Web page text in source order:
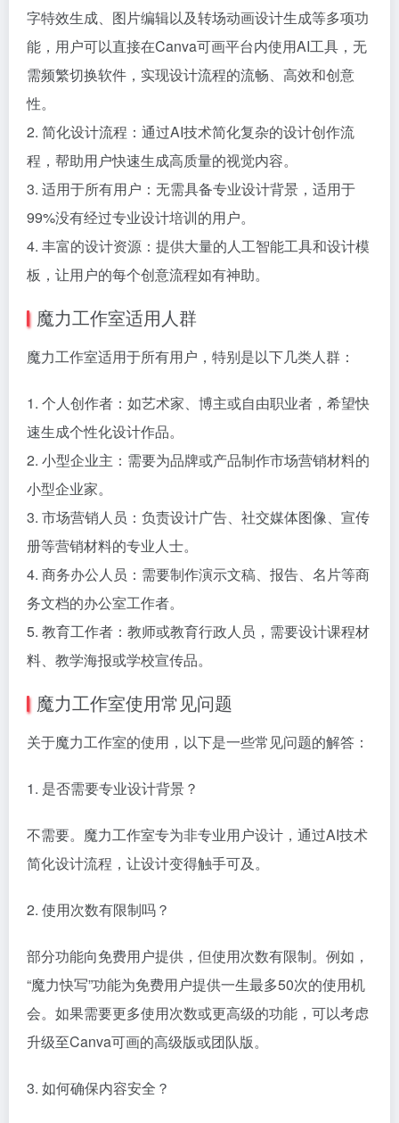
字特效生成、图片编辑以及转场动画设计生成等多项功
能，用户可以直接在Canva可画平台内使用AI工具，无
需频繁切换软件，实现设计流程的流畅、高效和创意
性。
2. 简化设计流程：通过AI技术简化复杂的设计创作流
程，帮助用户快速生成高质量的视觉内容。
3. 适用于所有用户：无需具备专业设计背景，适用于
99%没有经过专业设计培训的用户。
4. 丰富的设计资源：提供大量的人工智能工具和设计模
板，让用户的每个创意流程如有神助。
魔力工作室适用人群
魔力工作室适用于所有用户，特别是以下几类人群：
1. 个人创作者：如艺术家、博主或自由职业者，希望快
速生成个性化设计作品。
2. 小型企业主：需要为品牌或产品制作市场营销材料的
小型企业家。
3. 市场营销人员：负责设计广告、社交媒体图像、宣传
册等营销材料的专业人士。
4. 商务办公人员：需要制作演示文稿、报告、名片等商
务文档的办公室工作者。
5. 教育工作者：教师或教育行政人员，需要设计课程材
料、教学海报或学校宣传品。
魔力工作室使用常见问题
关于魔力工作室的使用，以下是一些常见问题的解答：
1. 是否需要专业设计背景？
不需要。魔力工作室专为非专业用户设计，通过AI技术
简化设计流程，让设计变得触手可及。
2. 使用次数有限制吗？
部分功能向免费用户提供，但使用次数有限制。例如，
“魔力快写”功能为免费用户提供一生最多50次的使用机
会。如果需要更多使用次数或更高级的功能，可以考虑
升级至Canva可画的高级版或团队版。
3. 如何确保内容安全？